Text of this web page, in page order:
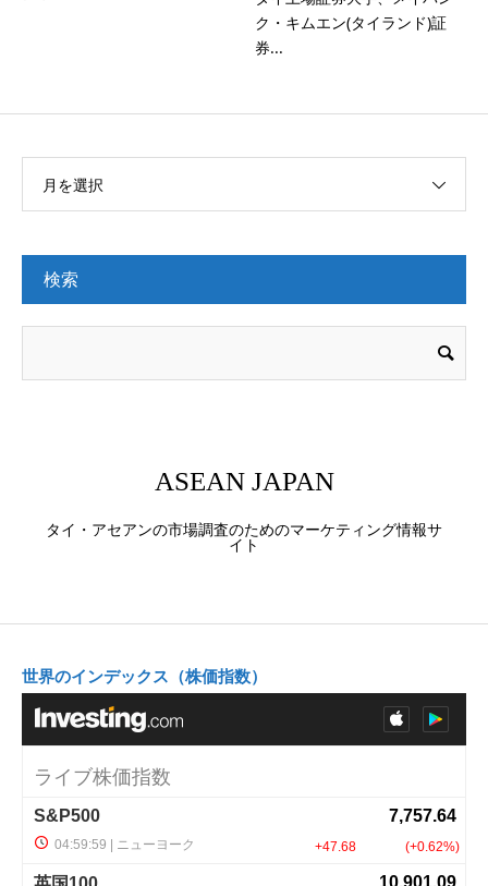
ク・キムエン(タイランド)証
券...
月を選択
検索
ASEAN JAPAN
タイ・アセアンの市場調査のためのマーケティング情報サ
イト
世界のインデックス（株価指数）